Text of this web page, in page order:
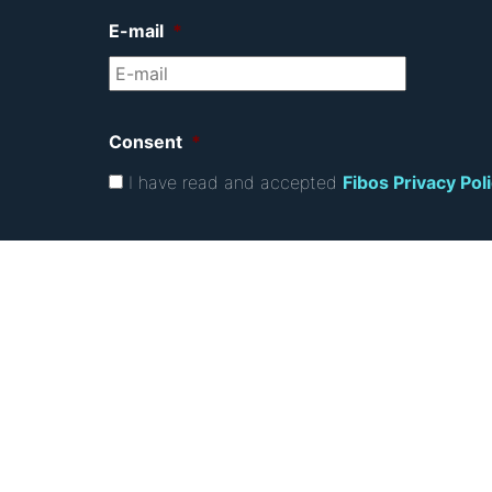
E-mail *
Consent *
I have read and accepted Fibos Privacy
C